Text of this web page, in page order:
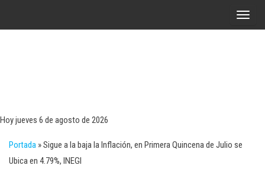
A
Hoy jueves 6 de agosto de 2026
Portada »Sigue a la baja la Inflación, en Primera Quincena de Julio se
Ubica en 4.79%, INEGI